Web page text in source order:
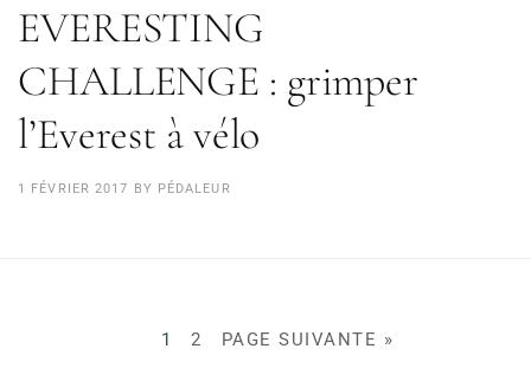
EVERESTING
CHALLENGE : grimper
l’Everest à vélo
1 FÉVRIER 2017 BY PÉDALEUR
1 2 PAGE SUIVANTE »